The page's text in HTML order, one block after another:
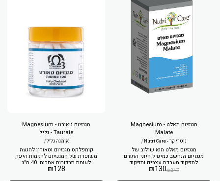
מגנזיום מאלט - Magnesium
Malate
נוטרי קר - Nutri Care /
מגנזיום מאלט הוא שילוב של
מגנזיום הנחשב כמינרל חיוני התורם
לתפקוד מערכת עצבים ותפקוד
שרירים תקין וחומצה מאלית
₪247
₪130
מגנזיום טאורט - Magnesium
Taurate - גליל
אומגה גליל/
קומפלקס מגנזיום וטאורין להגעה
משופרת של המגנזיום לרקמות היעד,
לעומת תרכובות אחרות. 40 מ"ג
מגנזיום נקי בכמוסה.
₪128